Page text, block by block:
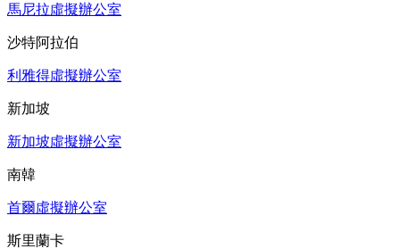
馬尼拉虛擬辦公室
沙特阿拉伯
利雅得虛擬辦公室
新加坡
新加坡虛擬辦公室
南韓
首爾虛擬辦公室
斯里蘭卡